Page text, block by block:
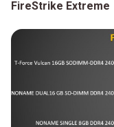
FireStrike Extreme